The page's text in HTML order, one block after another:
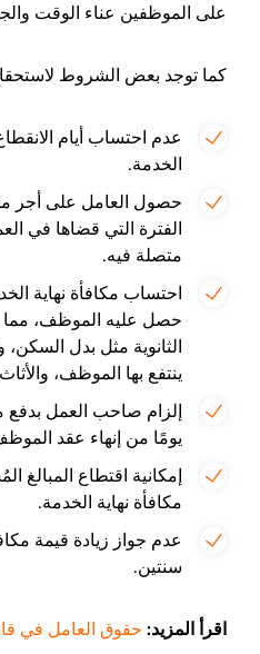
على الموظفين عناء الوقت
كما توجد بعض الشروط
عدم احتساب أيام
الخدمة.
حصول العامل على أجر
الفترة التي قضاها في
متصلة فيه.
احتساب مكافأة نهاية
حصل عليه الموظف، مما
الثانوية مثل بدل السكن،
ينتفع بها الموظف،
يومًا من إنهاء عقد
إمكانية اقتطاع المبالغ
مكافأة نهاية الخدمة.
عدم جواز زيادة قيمة
سنتين.
اقرأ المزيد: حقوق العامل في